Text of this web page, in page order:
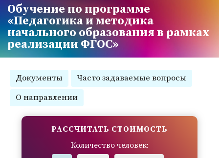
Обучение по программе
«Педагогика и методика
начального образования в рамках
реализации ФГОС»
Документы
Часто задаваемые вопросы
О направлении
РАССЧИТАТЬ СТОИМОСТЬ
Количество человек: